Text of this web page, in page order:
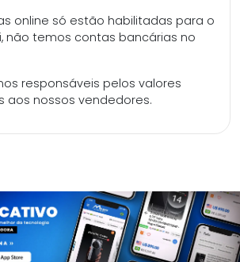
online só estão habilitadas para o
não temos contas bancárias no
responsáveis pelos valores
aos nossos vendedores.